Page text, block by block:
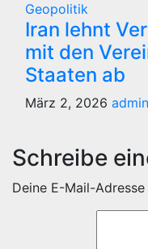
Geopolitik
Iran lehnt
mit den
Staaten ab
März 2, 2026 admin
Schreibe
Deine E-Mail-